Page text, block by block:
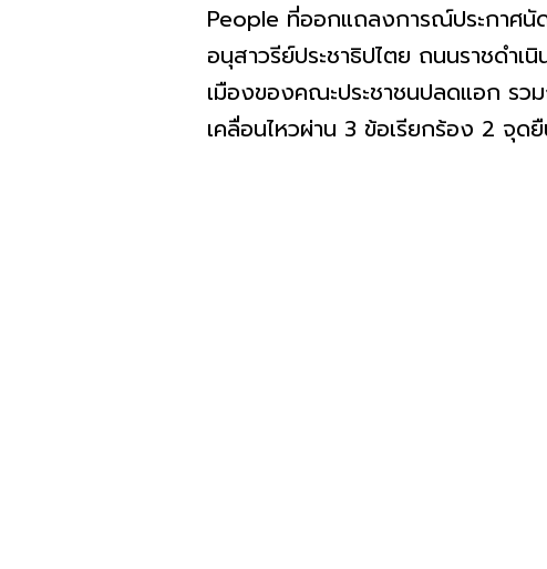
People ที่ออกแถลงการณ์ประกาศนั
อนุสาวรีย์ประชาธิปไตย ถนนราชดำเ
เมืองของคณะประชาชนปลดแอก รว
เคลื่อนไหวผ่าน 3 ข้อเรียกร้อง 2 จุด